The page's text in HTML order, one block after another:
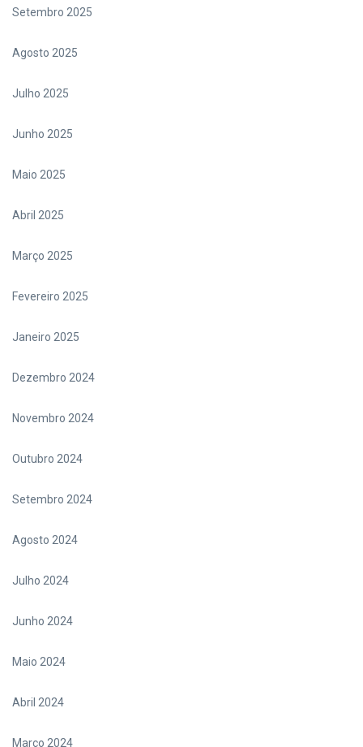
Setembro 2025
Agosto 2025
Julho 2025
Junho 2025
Maio 2025
Abril 2025
Março 2025
Fevereiro 2025
Janeiro 2025
Dezembro 2024
Novembro 2024
Outubro 2024
Setembro 2024
Agosto 2024
Julho 2024
Junho 2024
Maio 2024
Abril 2024
Março 2024